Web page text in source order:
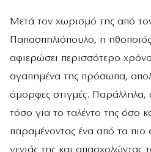
Μετά τον χωρισμό της από
Παπασπηλιόπουλο, η ηθοποιός
αφιερώσει περισσότερο
αγαπημένα της πρόσωπα,
όμορφες στιγμές. Παράλληλα,
τόσο για το ταλέντο της όσο
παραμένοντας ένα από τα
γενιάς της και